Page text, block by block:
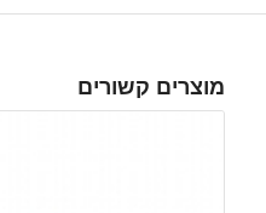
מוצרים קשורים